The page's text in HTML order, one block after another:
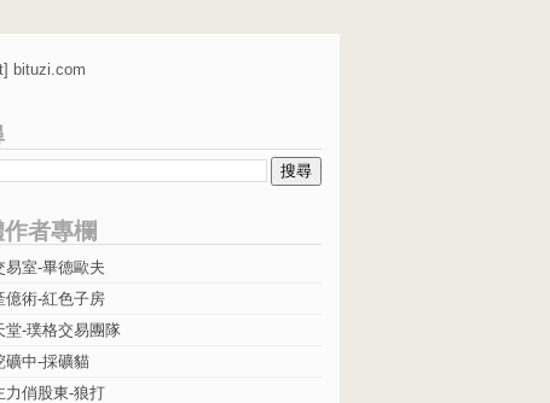
bituzi.com
者專欄
易室-畢德歐夫
億術-紅色子房
堂-璞格交易團隊
礦中-採礦貓
力俏股東-狼打